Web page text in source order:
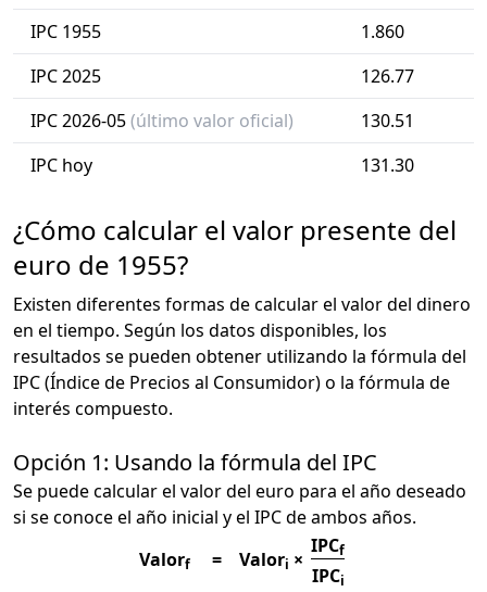
IPC 1955
1.860
IPC 2025
126.77
IPC 2026-05(último valor oficial)
130.51
IPC hoy
131.30
¿Cómo calcular el valor presente del
euro de 1955?
Existen diferentes formas de calcular el valor del dinero
en el tiempo. Según los datos disponibles, los
resultados se pueden obtener utilizando la fórmula del
IPC (Índice de Precios al Consumidor) o la fórmula de
interés compuesto.
Opción 1: Usando la fórmula del IPC
Se puede calcular el valor del euro para el año deseado
si se conoce el año inicial y el IPC de ambos años.
Valorf = Valori ×
IPCf
IPCi